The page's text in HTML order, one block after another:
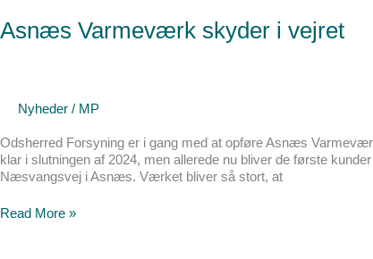
Asnæs Varmeværk skyder i vejret
Nyheder / MP
Odsherred Forsyning er i gang med at opføre Asnæs
klar i slutningen af 2024, men allerede nu bliver de første
Næsvangsvej i Asnæs. Værket bliver så stort, at
skyder
i
Read More »